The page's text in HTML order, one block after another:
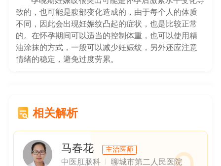
致的，也可能是腹部变化造成的，由于每个人的体质
不同，因此会出现妊娠纹凸起的症状，也是比较正常
的。在怀孕期间可以适当的控制体重，也可以使用精
油涂抹的方式，一般可以减少妊娠纹，另外还应注意
情绪的稳定，避免过度劳累。
相关解析
马春花 主治医师
中医肛肠科 聊城市第二人民医院